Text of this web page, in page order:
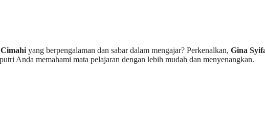
yang berpengalaman dan sabar dalam mengajar? Perkenalkan, Gina
Anda memahami mata pelajaran dengan lebih mudah dan menyenangkan.